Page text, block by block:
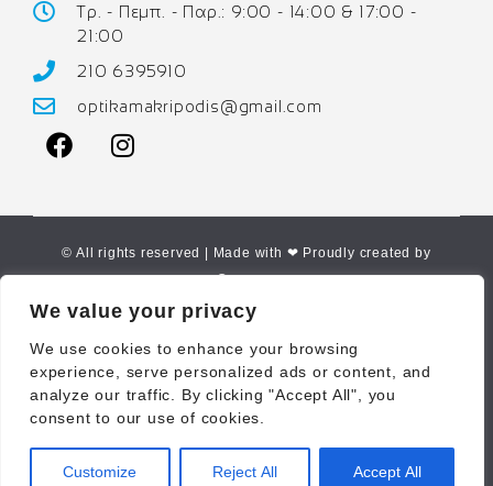
We value your privacy
We use cookies to enhance your browsing
experience, serve personalized ads or content, and
analyze our traffic. By clicking "Accept All", you
consent to our use of cookies.
Customize Reject All Accept All
Τρ. - Πεμπ. - Παρ.: 9:00 - 14:00 & 17:00 -
21:00
210 6395910
optikamakripodis@gmail.com
© All rights reserved | Made with ❤ Proudly created by
Corne.gr